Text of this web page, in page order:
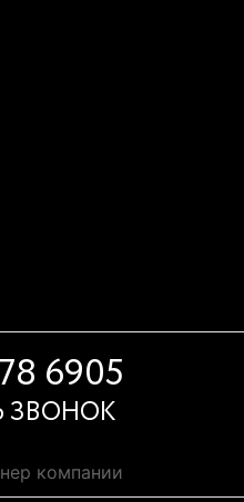
6905
ЗВОНОК
компании